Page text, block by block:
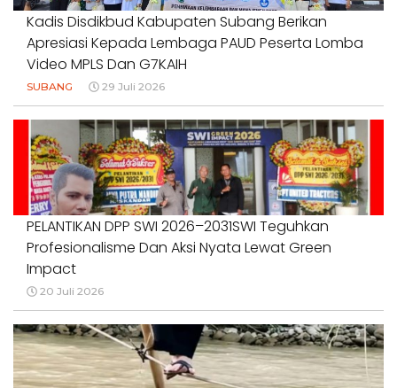
Kadis Disdikbud Kabupaten Subang Berikan
Apresiasi Kepada Lembaga PAUD Peserta Lomba
Video MPLS Dan G7KAIH
SUBANG 29 Juli 2026
PELANTIKAN DPP SWI 2026–2031SWI Teguhkan
Profesionalisme Dan Aksi Nyata Lewat Green
Impact
20 Juli 2026